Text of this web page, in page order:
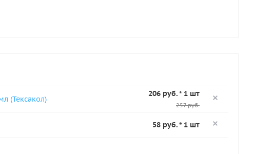
(Тексакол)
206 руб. * 1 шт
257 руб.
58 руб. * 1 шт